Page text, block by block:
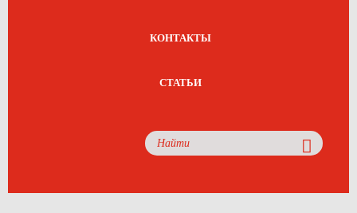
КОНТАКТЫ
СТАТЬИ